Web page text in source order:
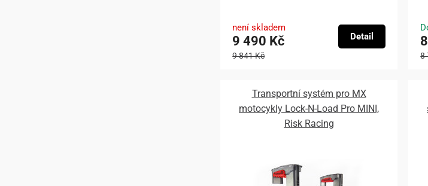
není skladem
9 490 Kč
9 841 Kč
Detail
8
Transportní systém pro MX
motocykly Lock-N-Load Pro MINI,
Risk Racing